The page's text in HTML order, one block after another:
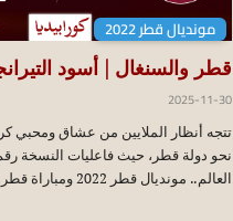
مونديال قطر 2022
قطر والسنغال | أسود
2025-11-30
تتجه أنظار الملايين من عشاق ومحبي
العالم.. مونديال قطر 2022 ومباراة قطر والسنغال